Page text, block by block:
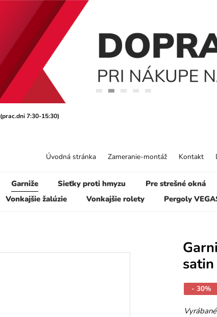
(prac.dni 7:30-15:30)
Garniže Sieťky proti hmyzu Pre strešné okná
Vonkajšie žalúzie Vonkajšie rolety Pergoly
Úvodná stránka Zameranie-montáž Kontakt
satin
- 30%